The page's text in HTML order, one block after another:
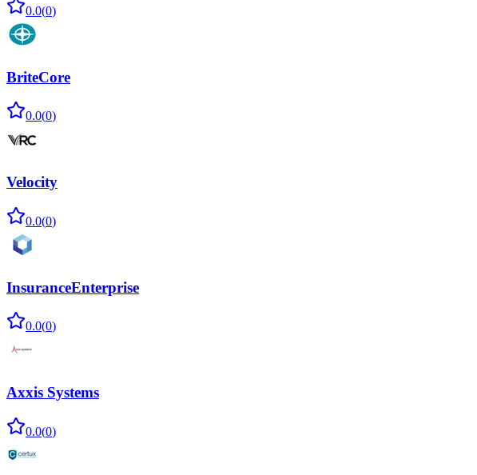
0.0(0)
BriteCore
0.0(0)
Velocity
0.0(0)
InsuranceEnterprise
0.0(0)
Axxis Systems
0.0(0)